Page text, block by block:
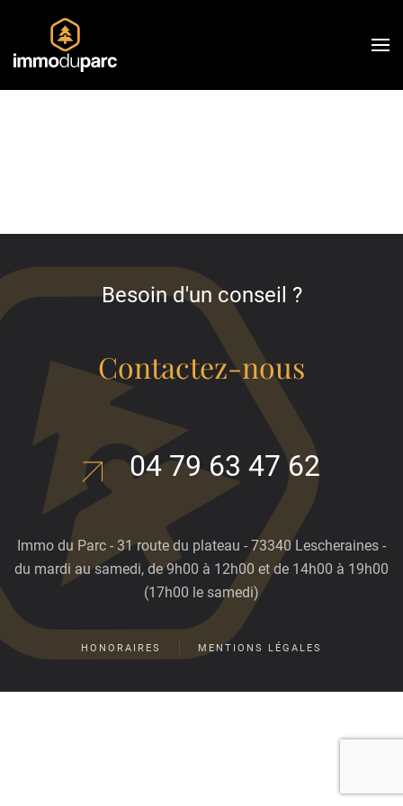
Skip
to
Besoin d'un conseil ?
Contactez-nous
04 79 63 47 62
Immo du Parc - 31 route du plateau - 73340 Lescheraines -
du mardi au samedi, de 9h00 à 12h00 et de 14h00 à 19h00
(17h00 le samedi)
HONORAIRES MENTIONS LÉGALES